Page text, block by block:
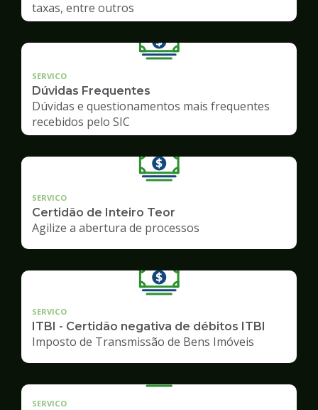
taxas, entre outros
SERVICO
Dúvidas Frequentes
Dúvidas e questionamentos mais frequentes
recebidos pelo SIC
SERVICO
Certidão de Inteiro Teor
Agilize a abertura de processos
SERVICO
ITBI - Certidão negativa de débitos ITBI
Imposto de Transmissão de Bens Imóveis
SERVICO